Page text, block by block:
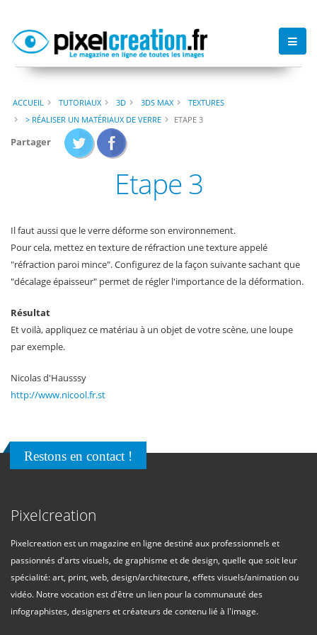
ACCUEIL TUTORIAUX 3D 3DS MAX
TEXTURES
> RÉALISER UN MATÉRIAUX DE VERRE
ETAPE 3
Partager
Etape 3
Il faut aussi que le verre déforme son environnement.
Pour cela, mettez en texture de réfraction une texture appelé
"réfraction paroi mince". Configurez de la façon suivante sachant que
"décalage épaisseur" permet de régler l'importance de la déformation.
Résultat
Et voilà, appliquez ce matériau à un objet de votre scène, une loupe
par exemple.
Nicolas d'Hausssy
http://www.nicool.fr.st
Restons en contact !
Pixelcreation
Pixelcreation est un magazine en ligne destiné aux professionnels et
passionnés d'arts visuels, de graphisme et de design, quelle que soit leur
spécialité: art, print, web, design/architecture, effets visuels/animation ou
vidéo. Notre vocation est d'être un lien pour la communauté des
infographistes, designers et créateurs de contenu lié à l'image.